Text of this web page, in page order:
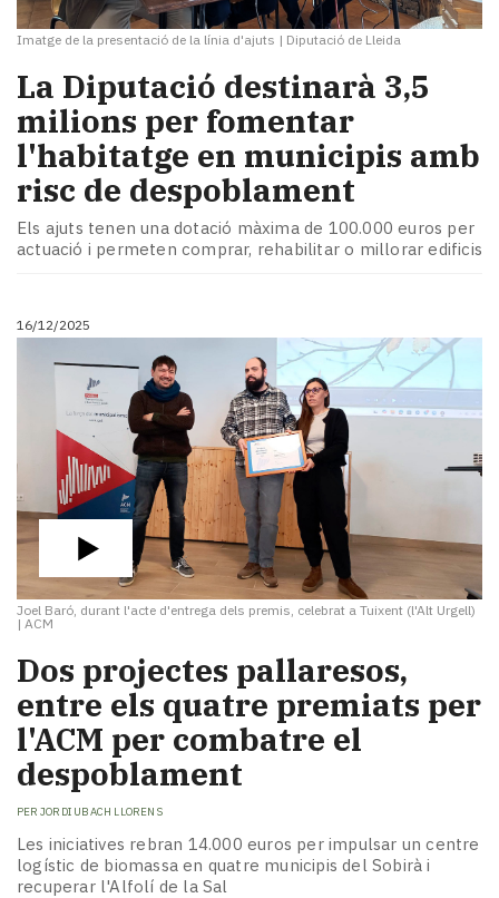
Imatge de la presentació de la línia d'ajuts | Diputació de Lleida
​La Diputació destinarà 3,5
milions per fomentar
l'habitatge en municipis amb
risc de despoblament
Els ajuts tenen una dotació màxima de 100.000 euros per
actuació i permeten comprar, rehabilitar o millorar edificis
16/12/2025
Joel Baró, durant l'acte d'entrega dels premis, celebrat a Tuixent (l'Alt Urgell)
| ACM
Dos projectes pallaresos,
entre els quatre premiats per
l'ACM per combatre el
despoblament
PER JORDI UBACH LLORENS
Les iniciatives rebran 14.000 euros per impulsar un centre
logístic de biomassa en quatre municipis del Sobirà i
recuperar l'Alfolí de la Sal